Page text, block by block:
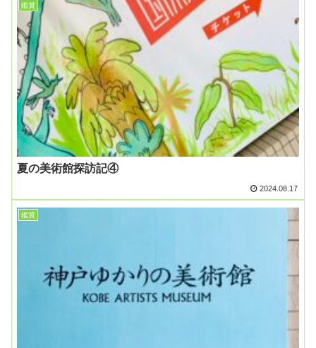
鑑賞
夏の美術館探訪記④
2024.08.17
鑑賞